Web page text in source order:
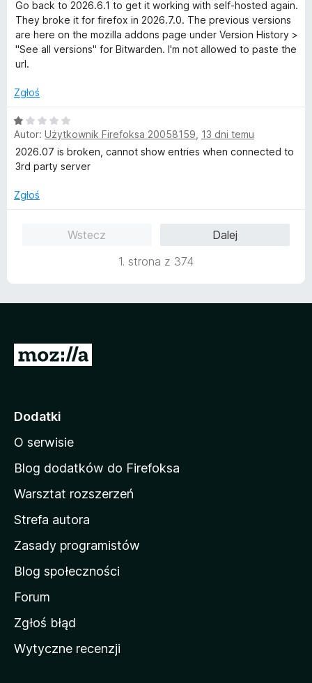
e
n
a
:
/
Go back to 2026.6.1 to get it working with self-hosted again.
They broke it for firefox in 2026.7.0. The previous versions
are here on the mozilla addons page under Version History >
"See all versions" for Bitwarden. I'm not allowed to paste the
url.
Zgłoś
O
c
e
n
:
Autor: Użytkownik Firefoksa 20058159 13 dni temu
2026.07 is broken, cannot show entries when connected to
3rd party server
Zgłoś
Wstecz
Dalej
1. strona z 374
S
o
a
d
m
o
w
M
o
z
l
Dodatki
O serwisie
Blog dodatków do Firefoksa
Warsztat rozszerzeń
Strefa autora
Zasady programistów
Blog społeczności
Forum
Zgłoś błąd
Wytyczne recenzji